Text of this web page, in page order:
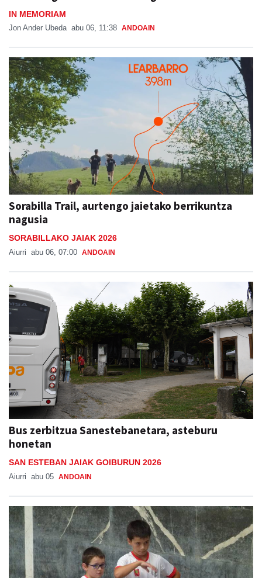
IN MEMORIAM
Jon Ander Ubeda abu 06, 11:38 ANDOAIN
Sorabilla Trail, aurtengo jaietako berrikuntza
nagusia
SORABILLAKO JAIAK 2026
Aiurri abu 06, 07:00 ANDOAIN
Bus zerbitzua Sanestebanetara, asteburu
honetan
SAN ESTEBAN JAIAK GOIBURUN 2026
Aiurri abu 05 ANDOAIN